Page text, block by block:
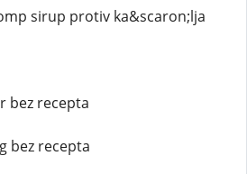
sirup protiv ka&scaron;lja
bez recepta
bez recepta